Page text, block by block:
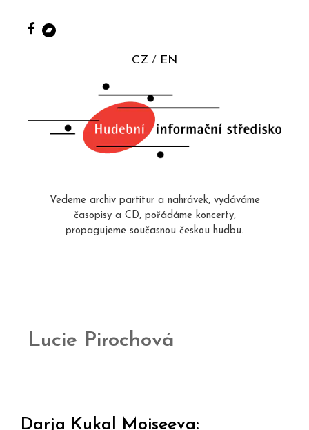
CZ EN
Vedeme archiv partitur a nahrávek, vydáváme
časopisy a CD, pořádáme koncerty,
propagujeme současnou českou hudbu.
Lucie Pirochová
Darja Kukal Moiseeva: